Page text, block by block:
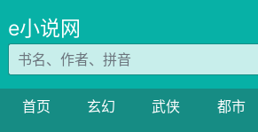
e小说网
首页 玄幻 武侠 都市